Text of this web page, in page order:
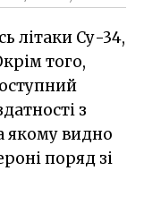
літаки Су-34,
того,
з
якому видно
поряд зі